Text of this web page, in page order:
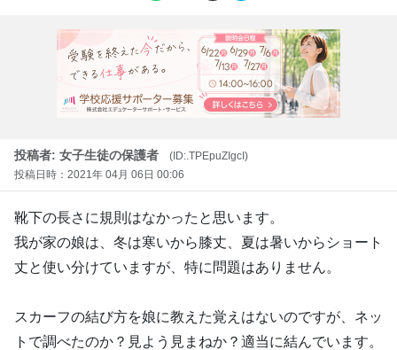
投稿者: 女子生徒の保護者
(ID:.TPEpuZIgcI)
投稿日時：2021年 04月 06日 00:06
靴下の長さに規則はなかったと思います。
我が家の娘は、冬は寒いから膝丈、夏は暑いからショート
丈と使い分けていますが、特に問題はありません。
スカーフの結び方を娘に教えた覚えはないのですが、ネッ
トで調べたのか？見よう見まねか？適当に結んでいます。